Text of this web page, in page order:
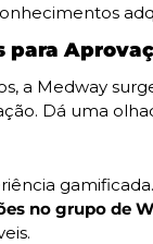
para
a Medway
Dá uma
no grupo de